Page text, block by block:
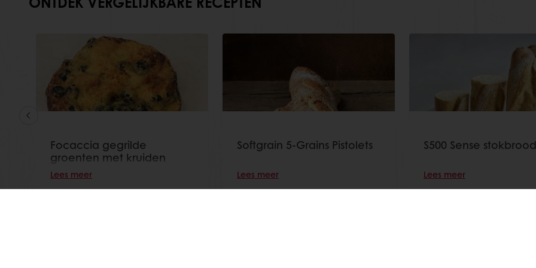
Focaccia gegrilde
groenten met kruiden
Lees meer
Softgrain 5-Grains Pistolets
Lees meer
S500 Sense stokbrood
Lees meer